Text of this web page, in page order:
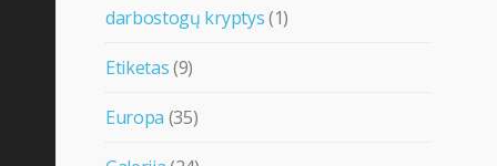
darbostogų kryptys(1)
Etiketas(9)
Europa (35)